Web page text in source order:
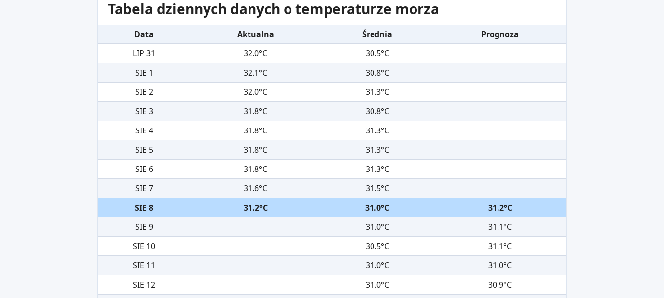
Tabela dziennych danych o temperaturze morza
Data Aktualna Średnia
Prognoza
LIP 31
32.0°C
30.5°C
SIE 1
32.1°C
30.8°C
SIE 2
32.0°C
31.3°C
SIE 3
31.8°C
30.8°C
SIE 4
31.8°C
31.3°C
SIE 5
31.8°C
31.3°C
SIE 6
31.8°C
31.3°C
SIE 7
31.6°C
31.5°C
SIE 8
31.2°C 31.0°C
31.2°C
SIE 9
31.0°C
31.1°C
SIE 10
30.5°C
31.1°C
SIE 11
31.0°C
31.0°C
SIE 12
31.0°C
30.9°C